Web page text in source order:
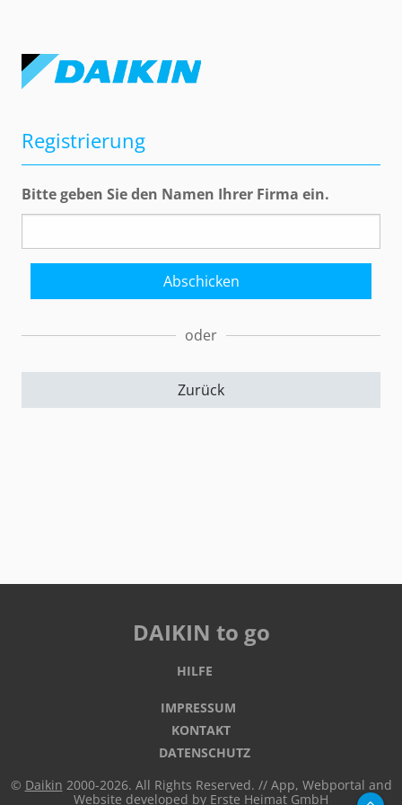
Registrierung
Bitte geben Sie den Namen Ihrer Firma ein.
Abschicken
Zurück
DAIKIN to go
HILFE
IMPRESSUM
KONTAKT
DATENSCHUTZ
© Daikin 2000-2026. All Rights Reserved. // App, Webportal and
Website developed by Erste Heimat GmbH